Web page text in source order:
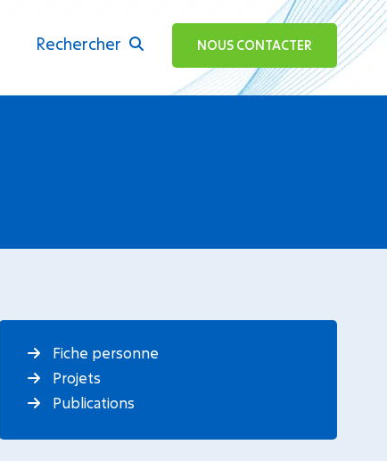
Rechercher
ok NOUS CONTACTER
Fiche personne
Projets
Publications